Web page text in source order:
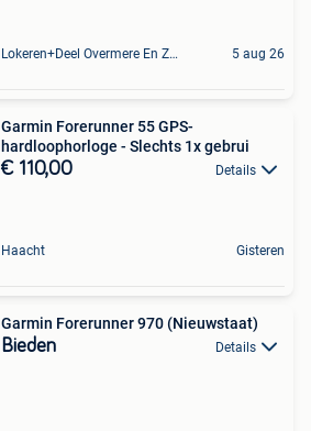
Lokeren+Deel Overmere En Zele 5 aug 26
Garmin Forerunner 55 GPS-
hardloophorloge - Slechts 1x gebrui
€ 110,00 Details
Haacht Gisteren
Garmin Forerunner 970 (Nieuwstaat)
Bieden Details